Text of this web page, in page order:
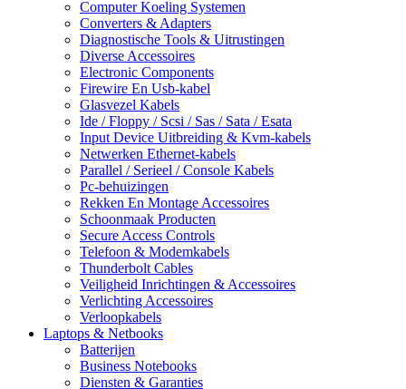
Computer Koeling Systemen
Converters & Adapters
Diagnostische Tools & Uitrustingen
Diverse Accessoires
Electronic Components
Firewire En Usb-kabel
Glasvezel Kabels
Ide / Floppy / Scsi / Sas / Sata / Esata
Input Device Uitbreiding & Kvm-kabels
Netwerken Ethernet-kabels
Parallel / Serieel / Console Kabels
Pc-behuizingen
Rekken En Montage Accessoires
Schoonmaak Producten
Secure Access Controls
Telefoon & Modemkabels
Thunderbolt Cables
Veiligheid Inrichtingen & Accessoires
Verlichting Accessoires
Verloopkabels
Laptops & Netbooks
Batterijen
Business Notebooks
Diensten & Garanties